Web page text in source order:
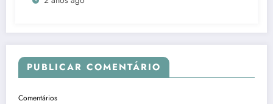
PUBLICAR COMENTÁRIO
Comentários